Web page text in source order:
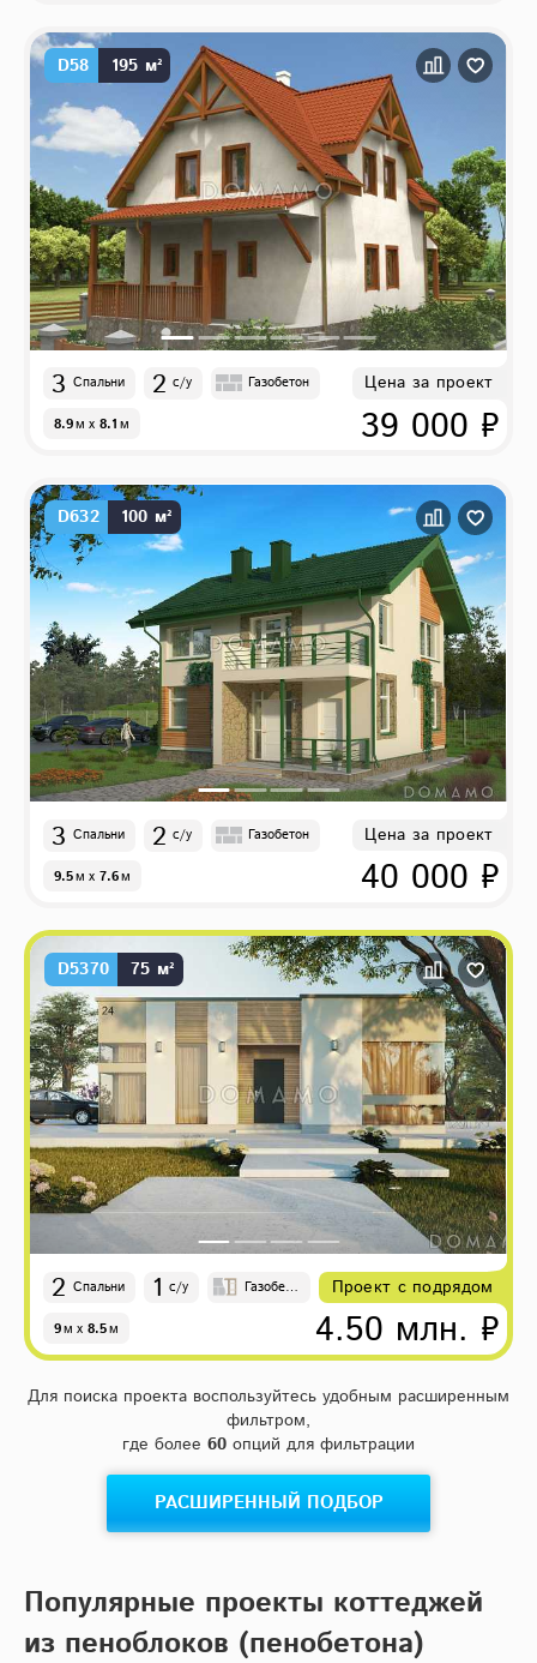
D58 195 м²
3 Спальни 2 с/у Газобетон
8.9м x 8.1м
Цена за проект
39 000 ₽
D632 100 м²
3 Спальни 2 с/у Газобетон
9.5м x 7.6м
Цена за проект
40 000 ₽
D5370 75 м²
2 Спальни 1 с/у
Газобето
9м x 8.5м
Проект с подрядом
4.50 млн. ₽
Для поиска проекта воспользуйтесь удобным расширенным
фильтром,
где более 60 опций для фильтрации
РАСШИРЕННЫЙ ПОДБОР
Популярные проекты коттеджей
из пеноблоков (пенобетона)